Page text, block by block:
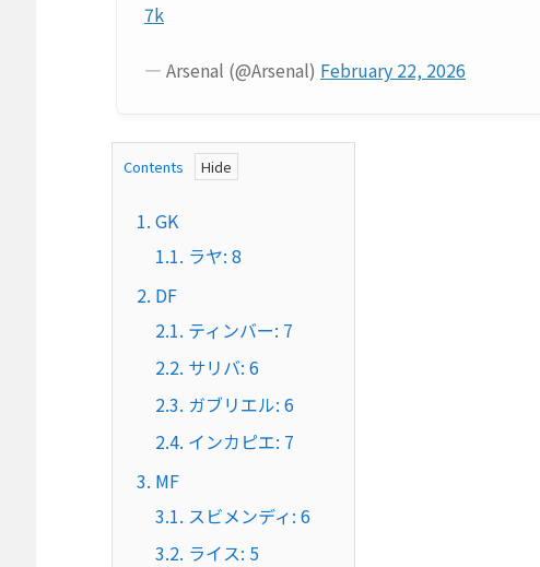
7k
— Arsenal (@Arsenal) February 22, 2026
Contents
1. GK
1.1. ラヤ: 8
2. DF
2.1. ティンバー: 7
2.2. サリバ: 6
2.3. ガブリエル: 6
2.4. インカピエ: 7
3. MF
3.1. スビメンディ: 6
3.2. ライス: 5